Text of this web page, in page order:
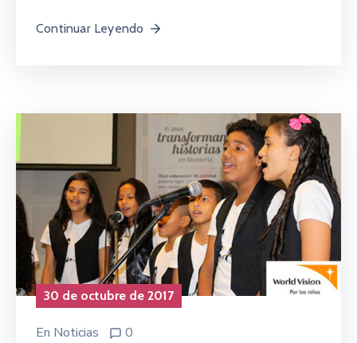
Continuar Leyendo
30 de octubre de 2017
En Noticias 0